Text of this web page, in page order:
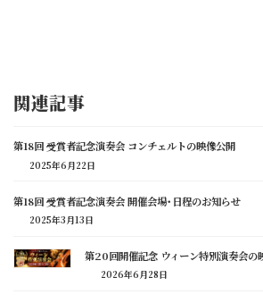
関連記事
第18回 受賞者記念演奏会 コンチェルトの映像公開
2025年6月22日
第18回 受賞者記念演奏会 開催会場･日程のお知らせ
2025年3月13日
第20回開催記念 ウィーン特別演奏会の
2026年6月28日